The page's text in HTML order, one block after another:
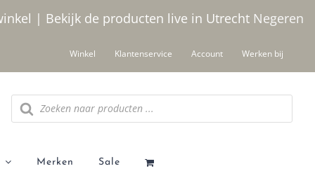
| Bekijk de producten live in Utrecht Negeren
Winkel Klantenservice Account Werken bij
Producten
zoeken
Merken Sale